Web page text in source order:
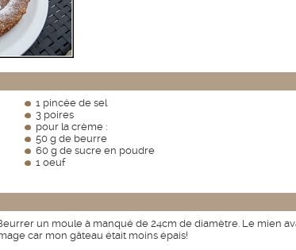
1 pincée de sel
3 poires
pour la crème :
50 g de beurre
60 g de sucre en poudre
1 oeuf
un moule à manqué de 24cm de diamètre. Le mien
car mon gâteau était moins épais!